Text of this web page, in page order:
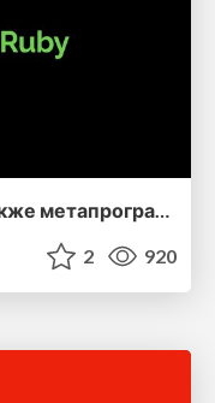
Объектная модель Ruby, а также метапрограммирование и создание DSL
2 920